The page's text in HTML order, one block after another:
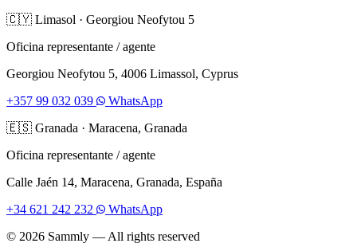
🇨🇾 Limasol · Georgiou Neofytou 5
Oficina representante / agente
Georgiou Neofytou 5, 4006 Limassol, Cyprus
+357 99 032 039
WhatsApp
🇪🇸 Granada · Maracena, Granada
Oficina representante / agente
Calle Jaén 14, Maracena, Granada, España
+34 621 242 232
WhatsApp
© 2026 Sammly — All rights reserved